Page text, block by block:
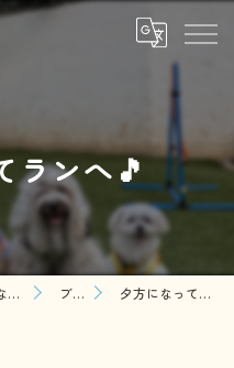
ランへ🎵
神奈川県三浦市のペットシッターならわんこといっしょ ブログ 夕方になってランへ🎵